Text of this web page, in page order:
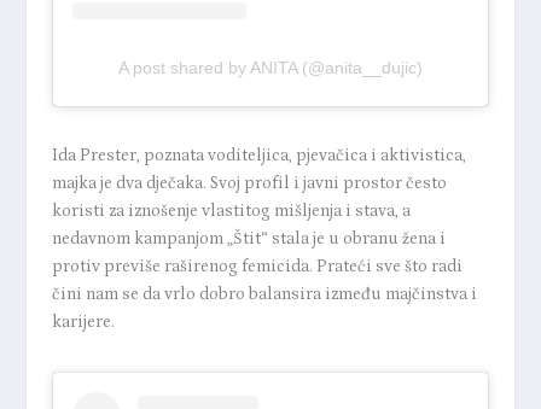
A post shared by ANITA (@anita__dujic)
Ida Prester, poznata voditeljica, pjevačica i aktivistica,
majka je dva dječaka. Svoj profil i javni prostor često
koristi za iznošenje vlastitog mišljenja i stava, a
nedavnom kampanjom „Štit“ stala je u obranu žena i
protiv previše raširenog femicida. Prateći sve što radi
čini nam se da vrlo dobro balansira između majčinstva i
karijere.